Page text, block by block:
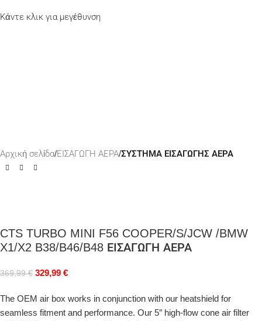
Κάντε κλικ για μεγέθυνση
Αρχική σελίδα ΕΙΣΑΓΩΓΗ ΑΕΡΑ ΣΥΣΤΗΜΑ ΕΙΣΑΓΩΓΗΣ ΑΕΡΑ
CTS TURBO MINI F56 COOPER/S/JCW /BMW
X1/X2 B38/B46/B48 ΕΙΣΑΓΩΓΗ ΑΕΡΑ
369,99€ 329,99 €
The OEM air box works in conjunction with our heatshield for
seamless fitment and performance. Our 5″ high-flow cone air filter